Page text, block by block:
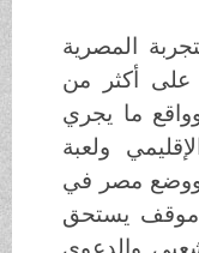
المصرية
أكثر من
ما يجري
ولعبة
مصر في
يستحق
والدعوي